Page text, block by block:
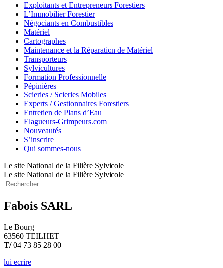
Exploitants et Entrepreneurs Forestiers
L’Immobilier Forestier
Négociants en Combustibles
Matériel
Cartographes
Maintenance et la Réparation de Matériel
Transporteurs
Sylvicultures
Formation Professionnelle
Pépinières
Scieries / Scieries Mobiles
Experts / Gestionnaires Forestiers
Entretien de Plans d’Eau
Elagueurs-Grimpeurs.com
Nouveautés
S’inscrire
Qui sommes-nous
Le site National de la Filière Sylvicole
Le site National de la Filière Sylvicole
Fabois SARL
Le Bourg
63560 TEILHET
T/04 73 85 28 00
lui ecrire